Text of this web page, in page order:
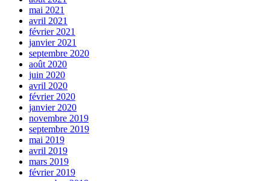
mai 2021
avril 2021
février 2021
janvier 2021
septembre 2020
août 2020
juin 2020
avril 2020
février 2020
janvier 2020
novembre 2019
septembre 2019
mai 2019
avril 2019
mars 2019
février 2019